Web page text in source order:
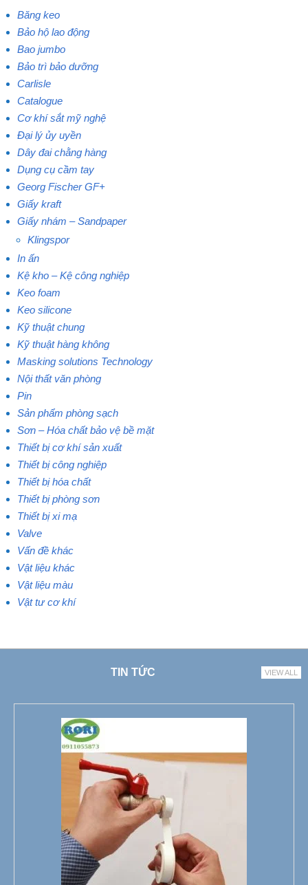
Băng keo
Bảo hộ lao động
Bao jumbo
Bảo trì bảo dưỡng
Carlisle
Catalogue
Cơ khí sắt mỹ nghệ
Đại lý ủy uyền
Dây đai chằng hàng
Dụng cụ cầm tay
Georg Fischer GF+
Giấy kraft
Giấy nhám – Sandpaper
Klingspor
In ấn
Kệ kho – Kệ công nghiệp
Keo foam
Keo silicone
Kỹ thuật chung
Kỹ thuật hàng không
Masking solutions Technology
Nội thất văn phòng
Pin
Sản phẩm phòng sạch
Sơn – Hóa chất bảo vệ bề mặt
Thiết bị cơ khí sản xuất
Thiết bị công nghiệp
Thiết bị hóa chất
Thiết bị phòng sơn
Thiết bị xi mạ
Valve
Vấn đề khác
Vật liệu khác
Vật liệu màu
Vật tư cơ khí
TIN TỨC VIEW ALL